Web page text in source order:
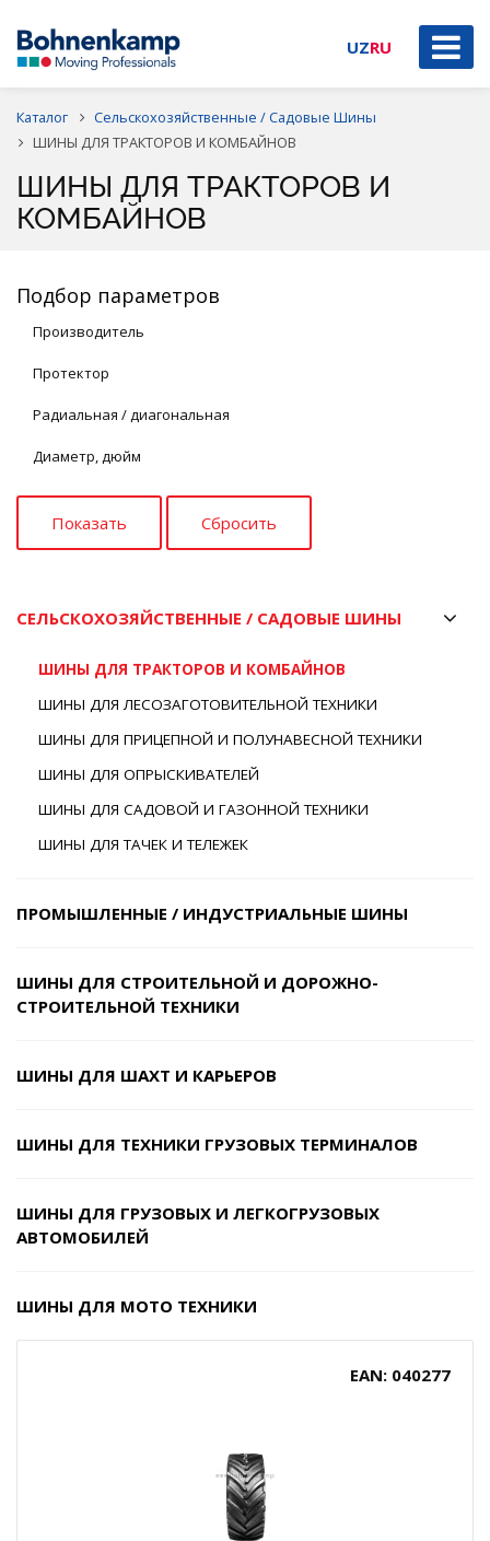
UZRU
Каталог
Сельскохозяйственные / Садовые Шины
ШИНЫ ДЛЯ ТРАКТОРОВ И КОМБАЙНОВ
ШИНЫ ДЛЯ ТРАКТОРОВ И
КОМБАЙНОВ
Подбор параметров
Производитель
Протектор
Радиальная / диагональная
Диаметр, дюйм
СЕЛЬСКОХОЗЯЙСТВЕННЫЕ / САДОВЫЕ ШИНЫ
ШИНЫ ДЛЯ ТРАКТОРОВ И КОМБАЙНОВ
ШИНЫ ДЛЯ ЛЕСОЗАГОТОВИТЕЛЬНОЙ ТЕХНИКИ
ШИНЫ ДЛЯ ПРИЦЕПНОЙ И ПОЛУНАВЕСНОЙ ТЕХНИКИ
ШИНЫ ДЛЯ ОПРЫСКИВАТЕЛЕЙ
ШИНЫ ДЛЯ САДОВОЙ И ГАЗОННОЙ ТЕХНИКИ
ШИНЫ ДЛЯ ТАЧЕК И ТЕЛЕЖЕК
ПРОМЫШЛЕННЫЕ / ИНДУСТРИАЛЬНЫЕ ШИНЫ
ШИНЫ ДЛЯ СТРОИТЕЛЬНОЙ И ДОРОЖНО-
СТРОИТЕЛЬНОЙ ТЕХНИКИ
ШИНЫ ДЛЯ ШАХТ И КАРЬЕРОВ
ШИНЫ ДЛЯ ТЕХНИКИ ГРУЗОВЫХ ТЕРМИНАЛОВ
ШИНЫ ДЛЯ ГРУЗОВЫХ И ЛЕГКОГРУЗОВЫХ
АВТОМОБИЛЕЙ
ШИНЫ ДЛЯ МОТО ТЕХНИКИ
EAN: 040277